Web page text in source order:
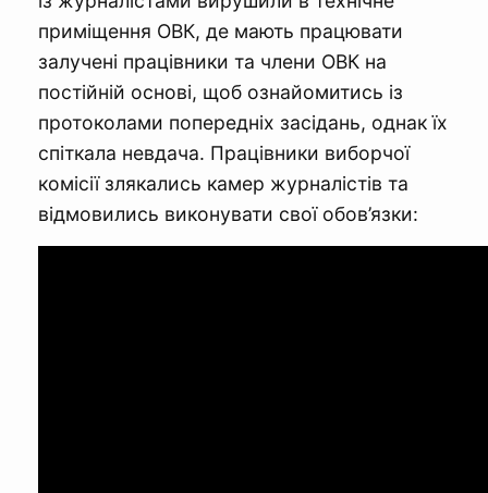
приміщення ОВК, де мають працювати
залучені працівники та члени ОВК на
постійній основі, щоб ознайомитись із
протоколами попередніх засідань, однак їх
спіткала невдача. Працівники виборчої
комісії злякались камер журналістів та
відмовились виконувати свої обов’язки: